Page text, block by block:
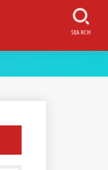
SEARCH